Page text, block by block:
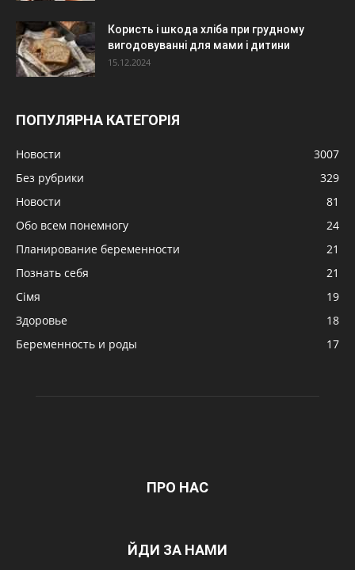
Користь і шкода хліба при грудному
вигодовуванні для мами і дитини
15.12.2024
ПОПУЛЯРНА КАТЕГОРІЯ
Новости
3007
Без рубрики
329
Новости
81
Обо всем понемногу
24
Планирование беременности
21
Познать себя
21
Сімя
19
Здоровье
18
Беременность и роды
17
ПРО НАС
ЙДИ ЗА НАМИ